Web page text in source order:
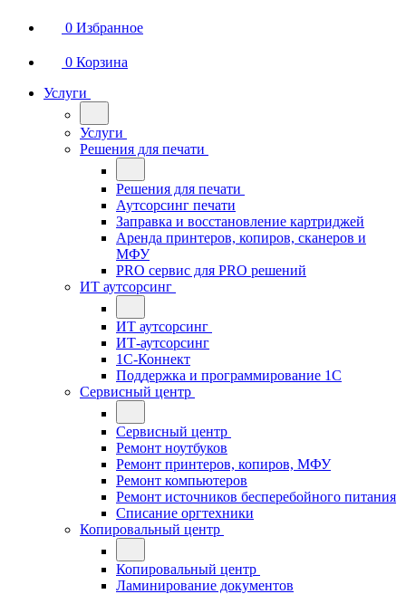
0 Избранное
0 Корзина
Услуги
Услуги
Решения для печати
Решения для печати
Аутсорсинг печати
Заправка и восстановление картриджей
Аренда принтеров, копиров, сканеров и
МФУ
PRO сервис для PRO решений
ИТ аутсорсинг
ИТ аутсорсинг
ИТ-аутсорсинг
1С-Коннект
Поддержка и программирование 1С
Сервисный центр
Сервисный центр
Ремонт ноутбуков
Ремонт принтеров, копиров, МФУ
Ремонт компьютеров
Ремонт источников бесперебойного питания
Списание оргтехники
Копировальный центр
Копировальный центр
Ламинирование документов